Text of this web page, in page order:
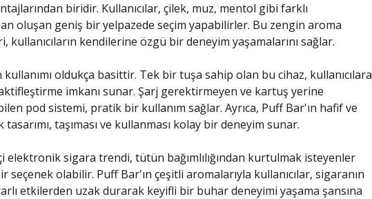
biridir. Kullanıcılar, çilek, muz, mentol gibi farklı
oluşan geniş bir yelpazede seçim yapabilirler. Bu zengin aroma
kullanıcıların kendilerine özgü bir deneyim yaşamalarını sağlar.
kullanımı oldukça basittir. Tek bir tuşa sahip olan bu cihaz, kullanıcılara
imkanı sunar. Şarj gerektirmeyen ve kartuş yerine
pod sistemi, pratik bir kullanım sağlar. Ayrıca, Puff Bar'ın hafif ve
taşıması ve kullanması kolay bir deneyim sunar.
elektronik sigara trendi, tütün bağımlılığından kurtulmak isteyenler
seçenek olabilir. Puff Bar'ın çeşitli aromalarıyla kullanıcılar, sigaranın
etkilerden uzak durarak keyifli bir buhar deneyimi yaşama şansına